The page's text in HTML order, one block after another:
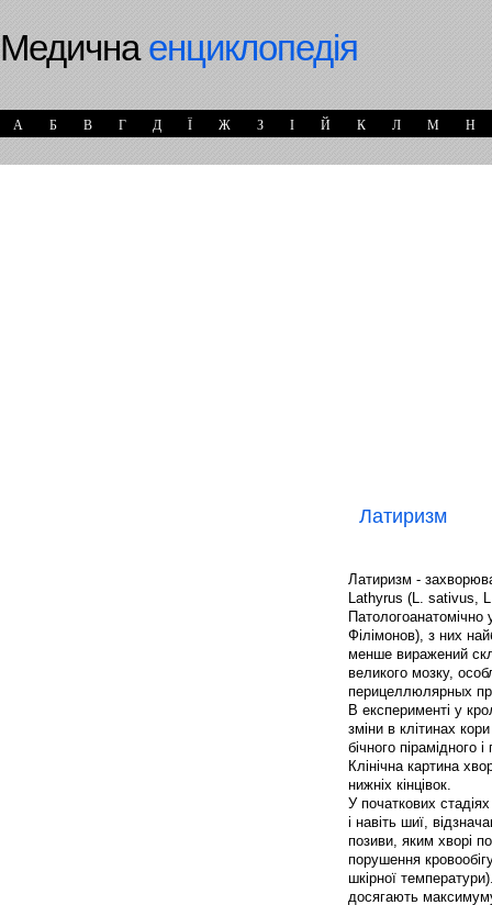
Медичнаенциклопедія
А Б В Г Д Ї Ж З І Й К Л М Н
Латиризм
Латиризм -
Lathyrus (L. sativus,
Філімонов), з них
менше виражений
великого мозку,
перицеллюлярных
В експерименті у
зміни в клітинах
бічного пірамідного
Клінічна картина
нижніх кінцівок.
У початкових
і навіть шиї,
позиви, яким хворі
порушення
шкірної
досягають